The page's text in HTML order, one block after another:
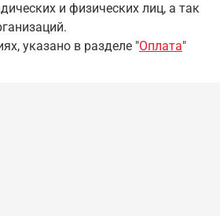
и физических лиц, а так
указано в разделе "Оплата"